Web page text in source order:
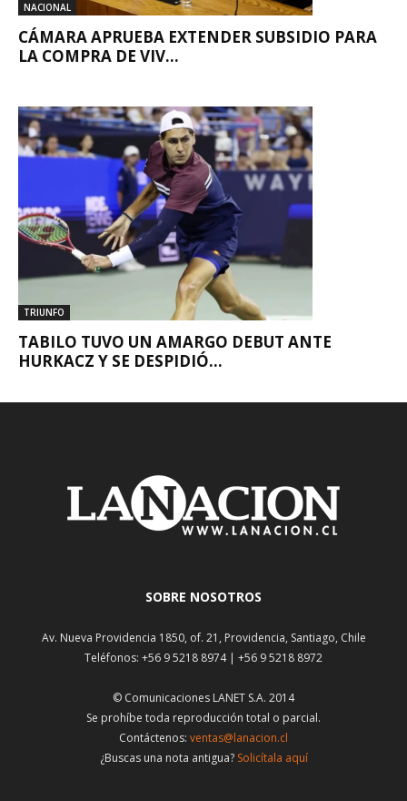
NACIONAL
CÁMARA APRUEBA EXTENDER SUBSIDIO PARA
LA COMPRA DE VIV...
TRIUNFO
TABILO TUVO UN AMARGO DEBUT ANTE
HURKACZ Y SE DESPIDIÓ...
SOBRE NOSOTROS
Av. Nueva Providencia 1850, of. 21, Providencia, Santiago, Chile
Teléfonos: +56 9 5218 8974 | +56 9 5218 8972
© Comunicaciones LANET S.A. 2014
Se prohíbe toda reproducción total o parcial.
Contáctenos: ventas@lanacion.cl
¿Buscas una nota antigua? Solicítala aquí